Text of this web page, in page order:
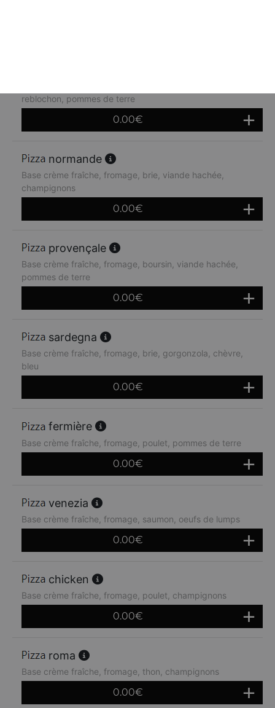
reblochon, pommes de terre
0.00€
normande
Base crème fraîche, fromage, brie, viande hachée,
champignons
0.00€
provençale
Base crème fraîche, fromage, boursin, viande hachée,
pommes de terre
0.00€
sardegna
Base crème fraîche, fromage, brie, gorgonzola, chèvre,
bleu
0.00€
fermière
Base crème fraîche, fromage, poulet, pommes de terre
0.00€
venezia
Base crème fraîche, fromage, saumon, oeufs de lumps
0.00€
chicken
Base crème fraîche, fromage, poulet, champignons
0.00€
roma
Base crème fraîche, fromage, thon, champignons
0.00€